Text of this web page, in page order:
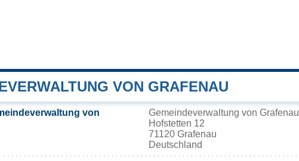
VON GRAFENAU
von
Gemeindeverwaltung von Grafenau
Hofstetten 12
71120 Grafenau
Deutschland